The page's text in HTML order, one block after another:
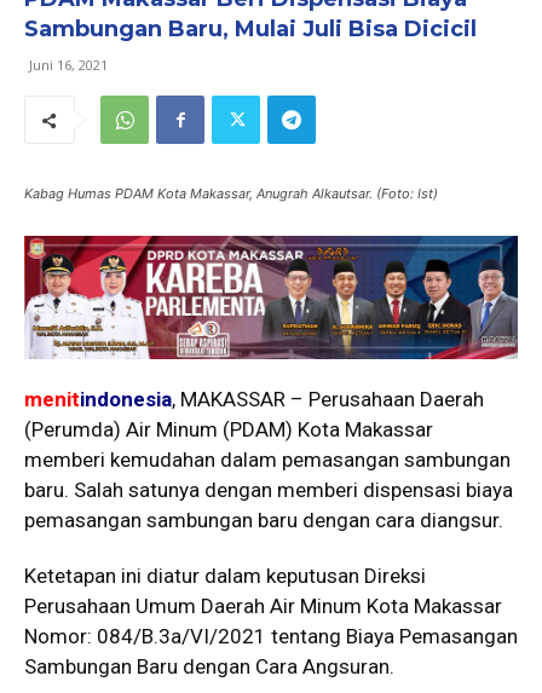
Sambungan Baru, Mulai Juli Bisa Dicicil
Juni 16, 2021
Kabag Humas PDAM Kota Makassar, Anugrah Alkautsar. (Foto: Ist)
menitindonesia, MAKASSAR – Perusahaan Daerah
(Perumda) Air Minum (PDAM) Kota Makassar
memberi kemudahan dalam pemasangan sambungan
baru. Salah satunya dengan memberi dispensasi biaya
pemasangan sambungan baru dengan cara diangsur.
Ketetapan ini diatur dalam keputusan Direksi
Perusahaan Umum Daerah Air Minum Kota Makassar
Nomor: 084/B.3a/VI/2021 tentang Biaya Pemasangan
Sambungan Baru dengan Cara Angsuran.